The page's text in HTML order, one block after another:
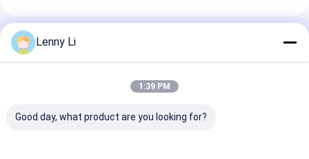
Порекомендованные Продукты
Lenny Li
1:39 PM
Good day, what product are you looking for?